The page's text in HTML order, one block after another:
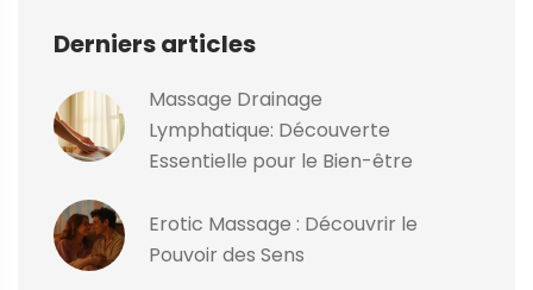
Derniers articles
Massage Drainage
Lymphatique: Découverte
Essentielle pour le Bien-être
Erotic Massage : Découvrir le
Pouvoir des Sens